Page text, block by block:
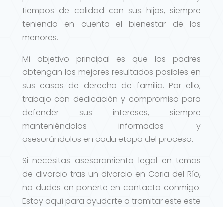
tiempos de calidad con sus hijos, siempre
teniendo en cuenta el bienestar de los
menores.
Mi objetivo principal es que los padres
obtengan los mejores resultados posibles en
sus casos de derecho de familia. Por ello,
trabajo con dedicación y compromiso para
defender sus intereses, siempre
manteniéndolos informados y
asesorándolos en cada etapa del proceso.
Si necesitas asesoramiento legal en temas
de divorcio tras un divorcio en Coria del Río,
no dudes en ponerte en contacto conmigo.
Estoy aquí para ayudarte a tramitar este este